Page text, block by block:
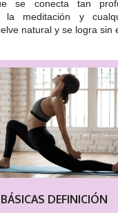
se conecta tan
la meditación y
natural y se logra sin
DEFINICIÓN